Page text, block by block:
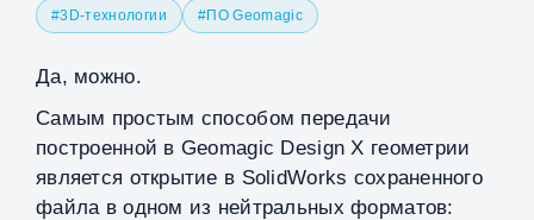
#3D-технологии #ПО Geomagic
Да, можно.
Самым простым способом передачи
построенной в Geomagic Design X геометрии
является открытие в SolidWorks сохраненного
файла в одном из нейтральных форматов: